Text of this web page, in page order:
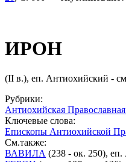
ИРОН
(II в.), еп. Антиохийский -
Рубрики:
Антиохийская
Ключевые слова:
Епископы Антиохийской
См.также:
ВАВИЛА (238 - ок. 250),